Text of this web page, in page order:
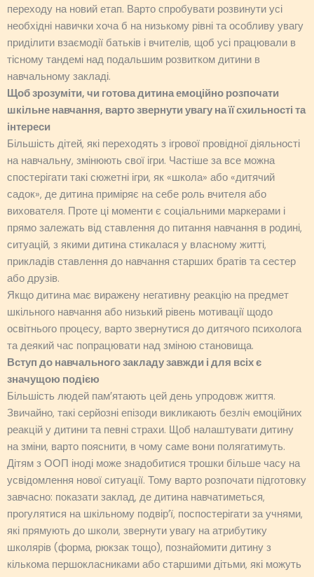
переходу на новий етап. Варто спробувати розвинути усі
необхідні навички хоча б на низькому рівні та особливу увагу
приділити взаємодії батьків і вчителів, щоб усі працювали в
тісному тандемі над подальшим розвитком дитини в
навчальному закладі.
Щоб зрозуміти, чи готова дитина емоційно розпочати
шкільне навчання, варто звернути увагу на її схильності та
інтереси
Більшість дітей, які переходять з ігрової провідної діяльності
на навчальну, змінюють свої ігри. Частіше за все можна
спостерігати такі сюжетні ігри, як «школа» або «дитячий
садок», де дитина приміряє на себе роль вчителя або
вихователя. Проте ці моменти є соціальними маркерами і
прямо залежать від ставлення до питання навчання в родині,
ситуацій, з якими дитина стикалася у власному житті,
прикладів ставлення до навчання старших братів та сестер
або друзів.
Якщо дитина має виражену негативну реакцію на предмет
шкільного навчання або низький рівень мотивації щодо
освітнього процесу, варто звернутися до дитячого психолога
та деякий час попрацювати над зміною становища.
Вступ до навчального закладу завжди і для всіх є
значущою подією
Більшість людей пам’ятають цей день упродовж життя.
Звичайно, такі серйозні епізоди викликають безліч емоційних
реакцій у дитини та певні страхи. Щоб налаштувати дитину
на зміни, варто пояснити, в чому саме вони полягатимуть.
Дітям з ООП іноді може знадобитися трошки більше часу на
усвідомлення нової ситуації. Тому варто розпочати підготовку
завчасно: показати заклад, де дитина навчатиметься,
прогулятися на шкільному подвір’ї, поспостерігати за учнями,
які прямують до школи, звернути увагу на атрибутику
школярів (форма, рюкзак тощо), познайомити дитину з
кількома першокласниками або старшими дітьми, які можуть